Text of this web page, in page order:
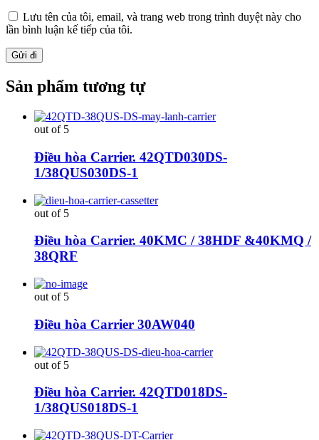
Lưu tên của tôi, email, và trang web trong trình duyệt này cho
lần bình luận kế tiếp của tôi.
Sản phẩm tương tự
out of 5
Điều hòa Carrier. 42QTD030DS-
1/38QUS030DS-1
out of 5
Điều hòa Carrier. 40KMC / 38HDF &40KMQ /
38QRF
out of 5
Điều hòa Carrier 30AW040
out of 5
Điều hòa Carrier. 42QTD018DS-
1/38QUS018DS-1